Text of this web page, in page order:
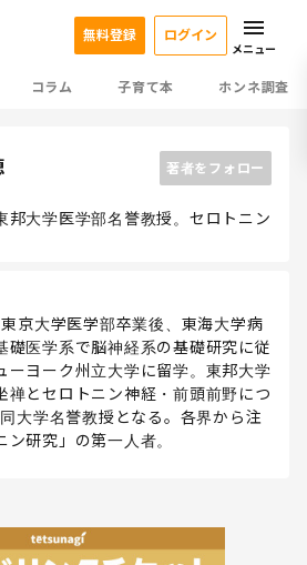
コラム 子育て本 ホンネ調査
無料登録 ログイン
メニュー
著者をフォロー
邦大学医学部名誉教授。セロトニン
京大学医学部卒業後、東海大学病
礎医学系で脳神経系の基礎研究に従
ーヨーク州立大学に留学。東邦大学
禅とセロトニン神経・前頭前野につ
大学名誉教授となる。各界から注
研究」の第一人者。